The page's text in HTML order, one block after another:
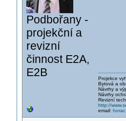
Podbořany -
projekční a
revizní
činnost E2A,
E2B
Projekce
Bytová a
Návrhy a
Návrhy
Revizní
http://
email: